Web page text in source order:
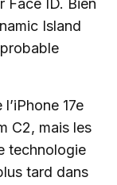
Face ID. Bien
Island
17e
C2, mais les
technologie
tard dans